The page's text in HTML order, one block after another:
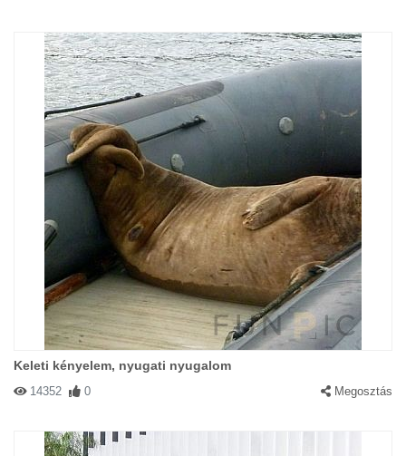
Keleti kényelem, nyugati nyugalom
14352 0 Megosztás